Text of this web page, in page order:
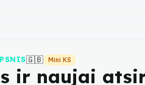
🇬🇧 Mini KS
ir naujai